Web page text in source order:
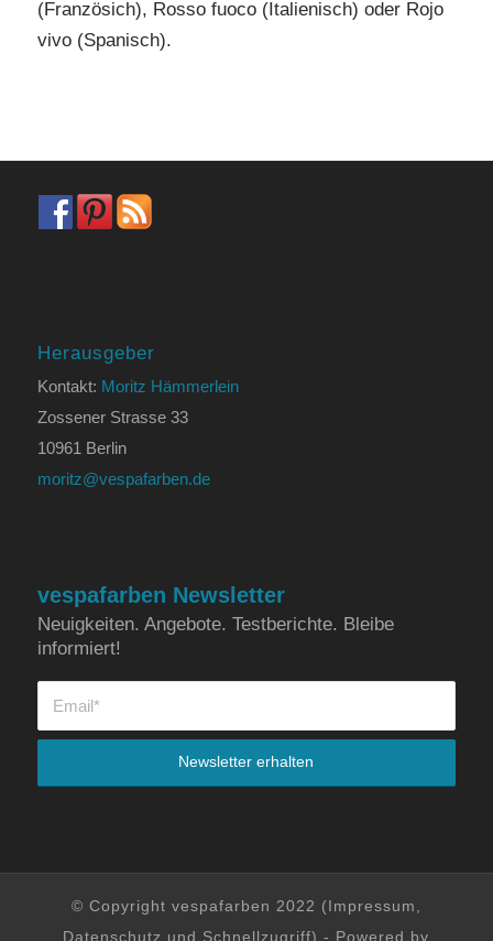
(Französich), Rosso fuoco (Italienisch) oder Rojo
vivo (Spanisch).
Herausgeber
Kontakt: Moritz Hämmerlein
Zossener Strasse 33
10961 Berlin
moritz@vespafarben.de
vespafarben Newsletter
Neuigkeiten. Angebote. Testberichte. Bleibe
informiert!
© Copyright vespafarben 2022 (Impressum,
Datenschutz und Schnellzugriff) - Powered by